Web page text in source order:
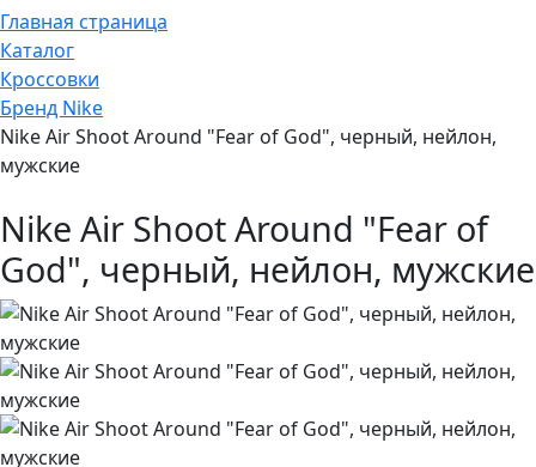
Главная страница
Каталог
Кроссовки
Бренд Nike
Nike Air Shoot Around "Fear of God", черный, нейлон,
мужские
Nike Air Shoot Around "Fear of
God", черный, нейлон, мужские